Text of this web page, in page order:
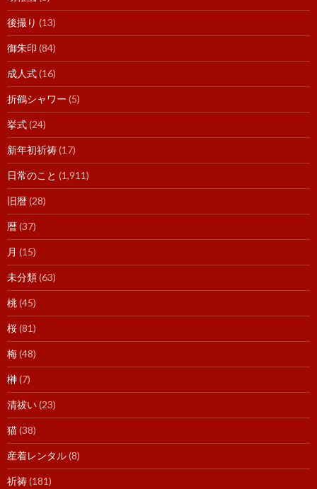
後撮り (13)
御朱印 (84)
成人式(16)
折鶴シャワー (5)
挙式(24)
新年初祈祷(17)
日常のこと (1,911)
旧暦(28)
暦(37)
月 (15)
未分類(63)
桃(45)
桜(81)
梅(48)
榊(7)
清祓い(23)
猫(38)
産着レンタル(8)
祈祷(181)